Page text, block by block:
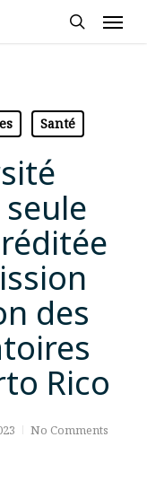
Santé
des
Rico
No Comments